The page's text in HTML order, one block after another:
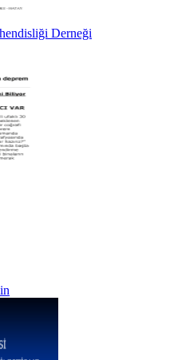
Derneği